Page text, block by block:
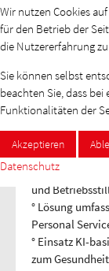
schaffen
Mitglieder-
KÖTTER
Partnerschaft
° „KÖTTER
und
° Lösung
Personal
° Einsatz KI-
zum
Wir nutzen Cookies
für den Betrieb der
die Nutzererfahrung
Sie können selbst
beachten Sie, dass
Funktionalitäten der
Akzeptieren
Datenschutz